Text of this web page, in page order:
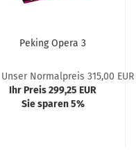
Peking Opera 3
Unser Normalpreis 315,00 EUR
Ihr Preis 299,25 EUR
Sie sparen 5%